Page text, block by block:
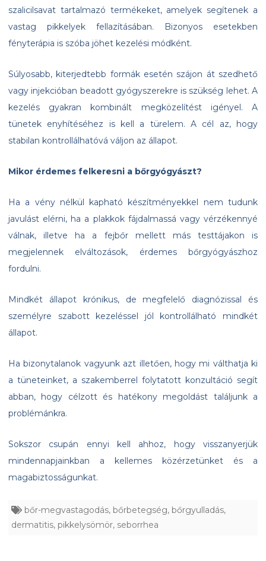
szalicilsavat tartalmazó termékeket, amelyek segítenek a
vastag pikkelyek fellazításában. Bizonyos esetekben
fényterápia is szóba jöhet kezelési módként.
Súlyosabb, kiterjedtebb formák esetén szájon át szedhető
vagy injekcióban beadott gyógyszerekre is szükség lehet. A
kezelés gyakran kombinált megközelítést igényel. A
tünetek enyhítéséhez is kell a türelem. A cél az, hogy
stabilan kontrollálhatóvá váljon az állapot.
Mikor érdemes felkeresni a bőrgyógyászt?
Ha a vény nélkül kapható készítményekkel nem tudunk
javulást elérni, ha a plakkok fájdalmassá vagy vérzékennyé
válnak, illetve ha a fejbőr mellett más testtájakon is
megjelennek elváltozások, érdemes bőrgyógyászhoz
fordulni.
Mindkét állapot krónikus, de megfelelő diagnózissal és
személyre szabott kezeléssel jól kontrollálható mindkét
állapot.
Ha bizonytalanok vagyunk azt illetően, hogy mi válthatja ki
a tüneteinket, a szakemberrel folytatott konzultáció segít
abban, hogy célzott és hatékony megoldást találjunk a
problémánkra.
Sokszor csupán ennyi kell ahhoz, hogy visszanyerjük
mindennapjainkban a kellemes közérzetünket és a
magabiztosságunkat.
bőr-megvastagodás, bőrbetegség, bőrgyulladás,
dermatitis, pikkelysömör, seborrhea